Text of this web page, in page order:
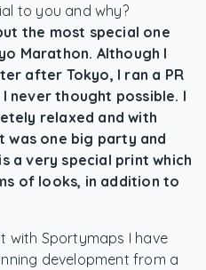
to you and why?
the most special one
Marathon. Although I
after Tokyo, I ran a PR
I never thought possible. I
relaxed and with
one big party and
a very special print which
of looks, in addition to
with Sportymaps I have
development from a